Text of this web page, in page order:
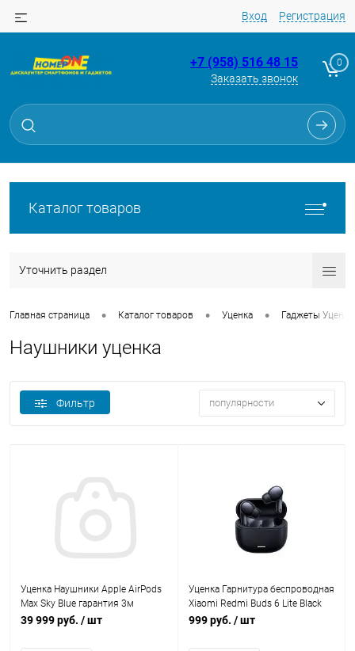
Вход Регистрация
+7 (958) 516 48 15
Заказать звонок
0
Каталог товаров
Уточнить раздел
Главная страница • Каталог товаров • Уценка • Гаджеты Уценка
Наушники уценка
Фильтр популярности
Уценка Наушники Apple AirPods
Max Sky Blue гарантия 3м
39 999 руб. / шт
Уценка Гарнитура беспроводная
Xiaomi Redmi Buds 6 Lite Black
гарантия 3м
999 руб. / шт